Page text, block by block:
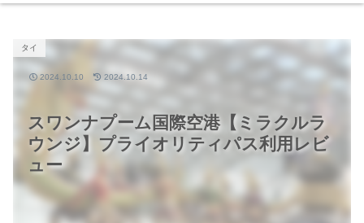
スワンナプーム国際空港【ミラクルラ
ウンジ】プライオリティパス利用レビ
ュー
タイ
2024.10.10 2024.10.14